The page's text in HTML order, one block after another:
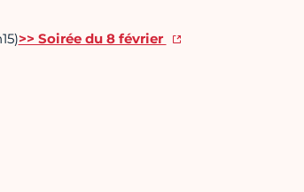
>> Soirée du 8 février